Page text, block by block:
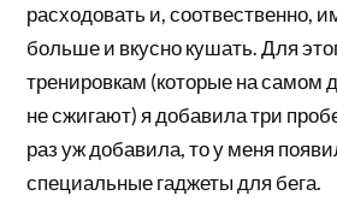
расходовать и, соотвественно,
больше и вкусно кушать. Для
тренировкам (которые на самом
не сжигают) я добавила три
раз уж добавила, то у меня
специальные гаджеты для бега.